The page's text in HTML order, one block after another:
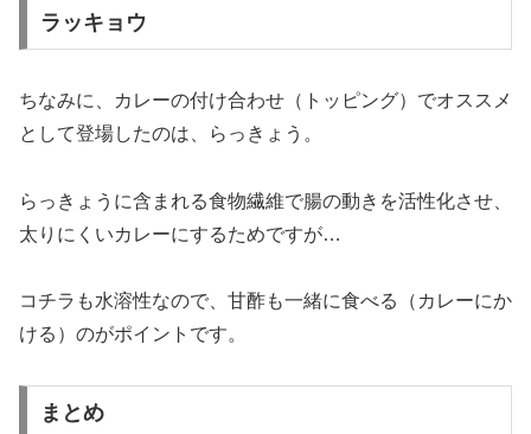
ラッキョウ
ちなみに、カレーの付け合わせ（トッピング）でオススメ
として登場したのは、らっきょう。
らっきょうに含まれる食物繊維で腸の動きを活性化させ、
太りにくいカレーにするためですが…
コチラも水溶性なので、甘酢も一緒に食べる（カレーにか
ける）のがポイントです。
まとめ